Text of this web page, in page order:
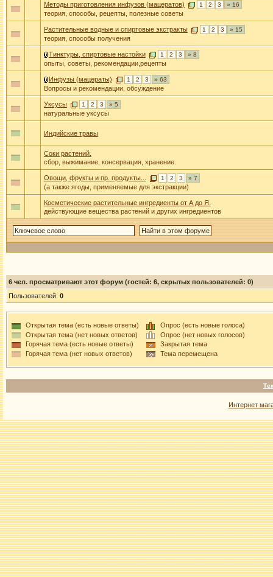
Методы приготовления инфузов (мацератов) 1 2 3 » 16
теория, способы, рецепты, полезные советы
Растительные водные и спиртовые экстракты 1 2 3 » 15
теория, способы получения
Тинктуры, спиртовые настойки 1 2 3 » 8
опыты, советы, рекомендации,рецепты
Инфузы (мацераты) 1 2 3 » 63
Вопросы и рекомендации, обсуждение
Уксусы 1 2 3 » 5
натуральные уксусы
Индийские травы
Соки растений.
сбор, выжимание, консервация, хранение.
Овощи, фрукты и пр. продукты... 1 2 3 » 7
(а также ягоды, применяемые для экстракции)
Косметические растительные ингредиенты от А до Я.
действующие вещества растений и других ингредиентов
6чел. просматривают этот форум (гостей: 6, скрытых пользователей: 0)
Пользователей: 0
Открытая тема (есть новые ответы)
Открытая тема (нет новых ответов)
Горячая тема (есть новые ответы)
Горячая тема (нет новых ответов)
Опрос (есть новые голоса)
Опрос (нет новых голосов)
Закрытая тема
Тема перемещена
Интернет